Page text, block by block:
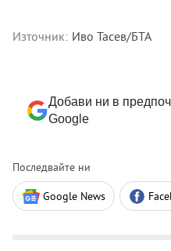
Източник: Иво Тасев/БТА
Добави ни в
Google
Последвайте ни
Google News